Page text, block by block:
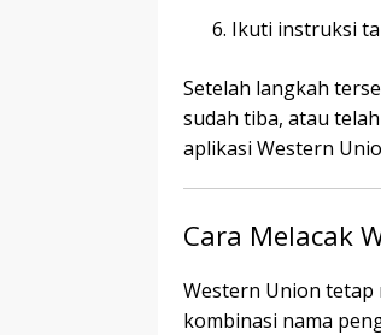
Ikuti instruksi
Setelah langkah
sudah tiba, atau
aplikasi Western
Cara Melacak
Western Union tetap
kombinasi nama